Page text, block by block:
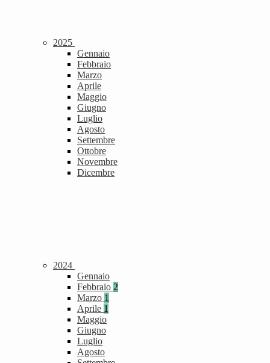
2025
Gennaio
Febbraio
Marzo
Aprile
Maggio
Giugno
Luglio
Agosto
Settembre
Ottobre
Novembre
Dicembre
2024
Gennaio
Febbraio 2
Marzo 1
Aprile 1
Maggio
Giugno
Luglio
Agosto